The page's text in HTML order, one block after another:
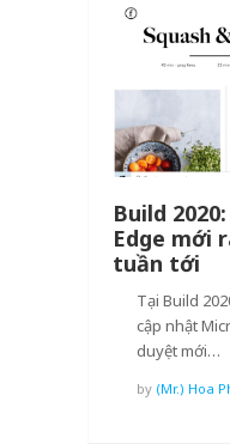
Build
Edge mới
tuần tới
Tại Build
cập nhật
duyệt mới…
by (Mr.) Hoa